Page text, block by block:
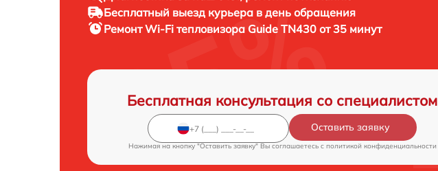
Бесплатный выезд курьера в день обращения
Ремонт Wi-Fi тепловизора Guide TN430 от 35 минут
Бесплатная консультация со специалистом
Оставить заявку
Нажимая на кнопку "Оставить заявку" Вы соглашаетесь c политикой конфиденциальности